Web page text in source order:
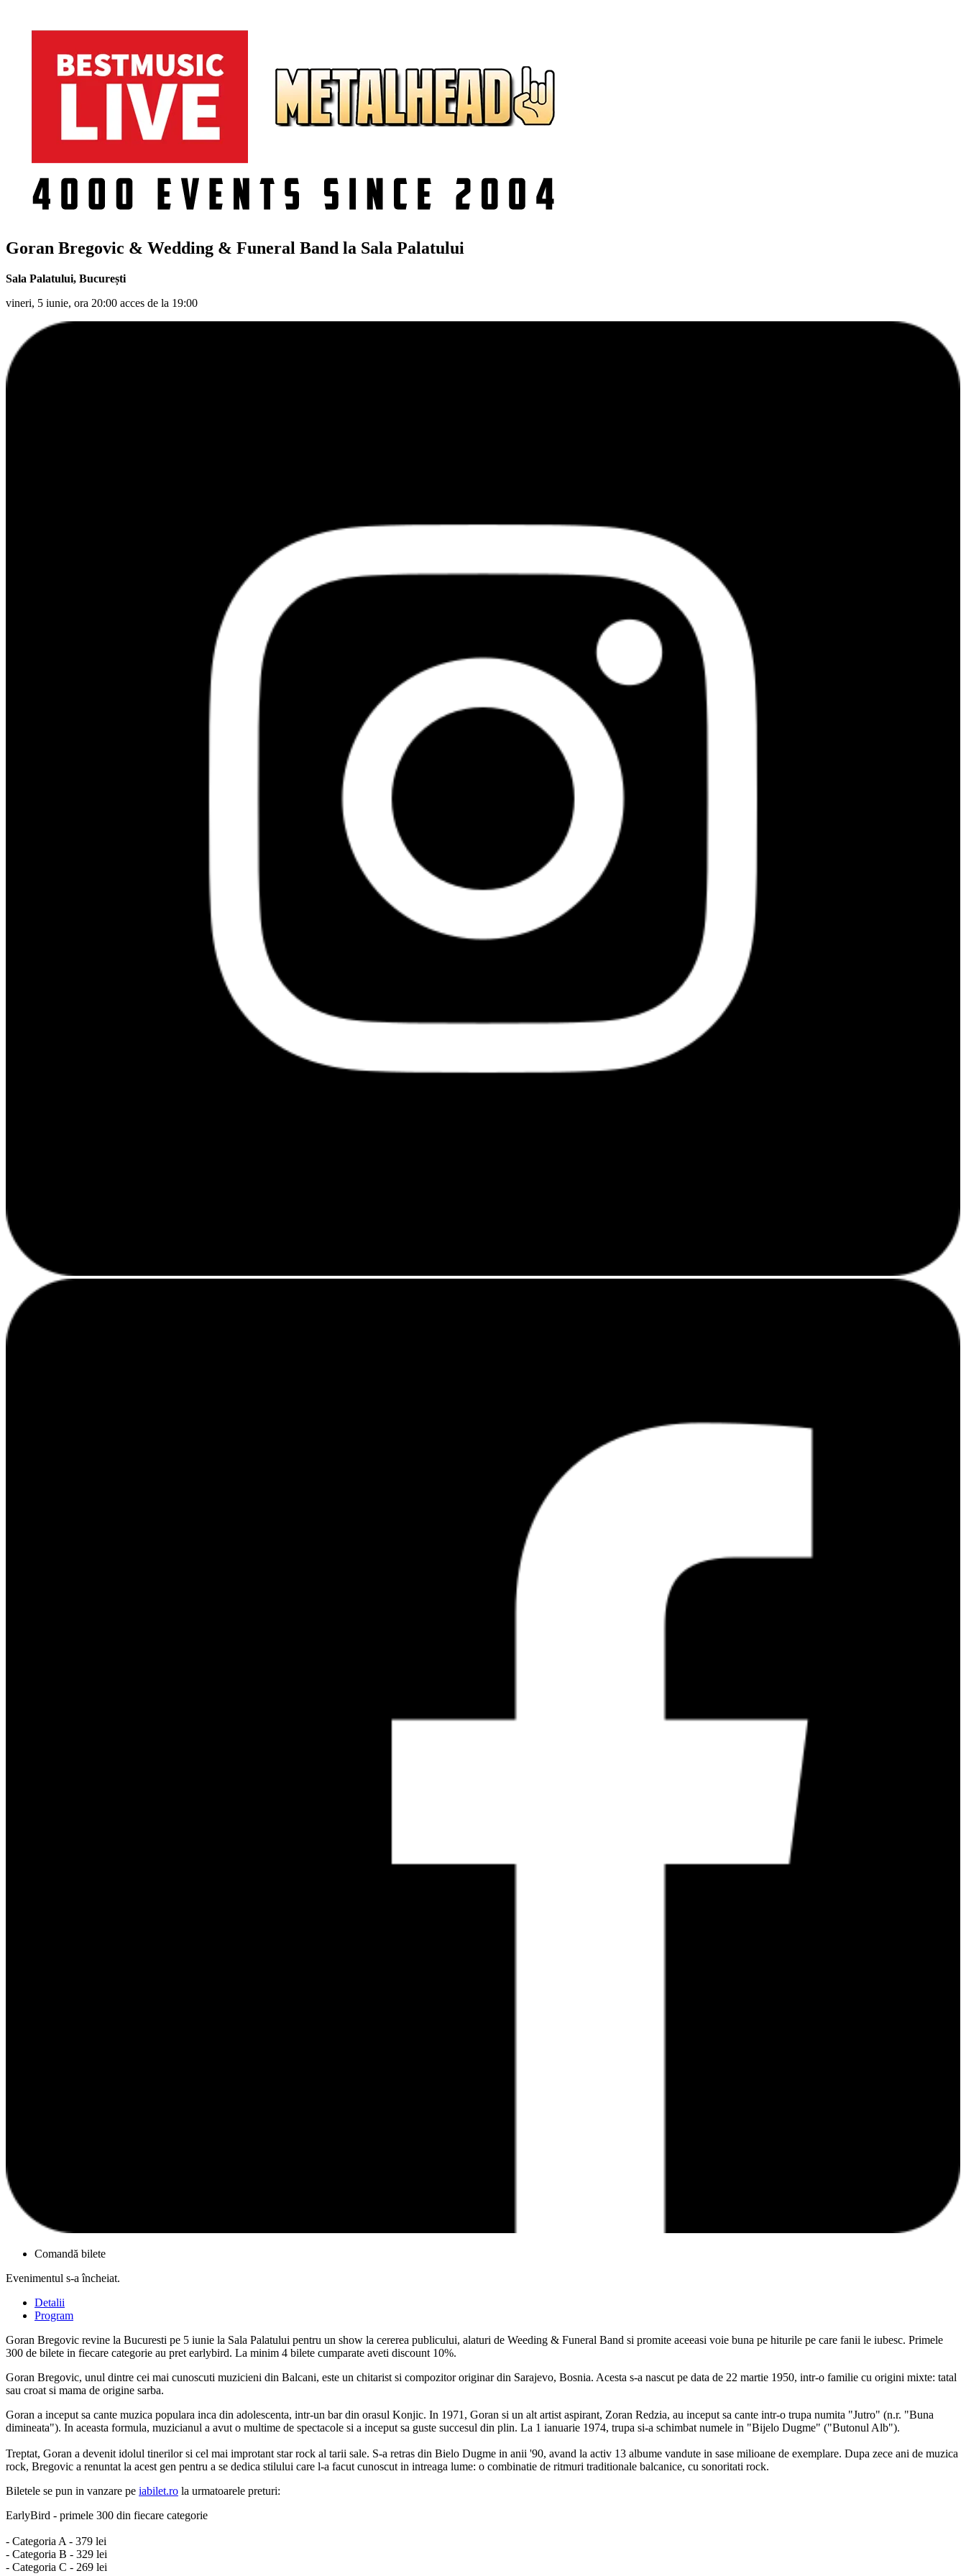
Goran Bregovic & Wedding & Funeral Band la Sala Palatului
Sala Palatului, București
vineri, 5 iunie, ora 20:00 acces de la 19:00
Comandă bilete
Evenimentul s-a încheiat.
Detalii
Program
Goran Bregovic revine la Bucuresti pe 5 iunie la Sala Palatului pentru un show la cererea publicului, alaturi de Weeding & Funeral Band si promite aceeasi voie buna pe hiturile pe care fanii le iubesc. Primele
300 de bilete in fiecare categorie au pret earlybird. La minim 4 bilete cumparate aveti discount 10%.
Goran Bregovic, unul dintre cei mai cunoscuti muzicieni din Balcani, este un chitarist si compozitor originar din Sarajevo, Bosnia. Acesta s-a nascut pe data de 22 martie 1950, intr-o familie cu origini mixte: tatal
sau croat si mama de origine sarba.
Goran a inceput sa cante muzica populara inca din adolescenta, intr-un bar din orasul Konjic. In 1971, Goran si un alt artist aspirant, Zoran Redzia, au inceput sa cante intr-o trupa numita "Jutro" (n.r. "Buna
dimineata"). In aceasta formula, muzicianul a avut o multime de spectacole si a inceput sa guste succesul din plin. La 1 ianuarie 1974, trupa si-a schimbat numele in "Bijelo Dugme" ("Butonul Alb").
Treptat, Goran a devenit idolul tinerilor si cel mai improtant star rock al tarii sale. S-a retras din Bielo Dugme in anii '90, avand la activ 13 albume vandute in sase milioane de exemplare. Dupa zece ani de muzica
rock, Bregovic a renuntat la acest gen pentru a se dedica stilului care l-a facut cunoscut in intreaga lume: o combinatie de ritmuri traditionale balcanice, cu sonoritati rock.
Biletele se pun in vanzare pe iabilet.ro la urmatoarele preturi:
EarlyBird - primele 300 din fiecare categorie
- Categoria A - 379 lei
- Categoria B - 329 lei
- Categoria C - 269 lei